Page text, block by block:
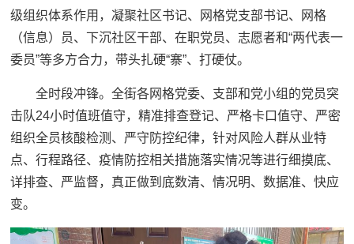
级组织体系作用，凝聚社区书记、网格党支部书记、网格
（信息）员、下沉社区干部、在职党员、志愿者和“两代表一
委员”等多方合力，带头扎硬“寨”、打硬仗。
全时段冲锋。全街各网格党委、支部和党小组的党员突
击队24小时值班值守，精准排查登记、严格卡口值守、严密
组织全员核酸检测、严守防控纪律，针对风险人群从业特
点、行程路径、疫情防控相关措施落实情况等进行细摸底、
详排查、严监督，真正做到底数清、情况明、数据准、快应
变。